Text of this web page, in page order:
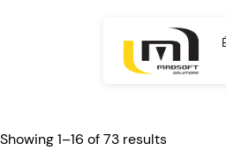
Showing 1–16 of 73 results